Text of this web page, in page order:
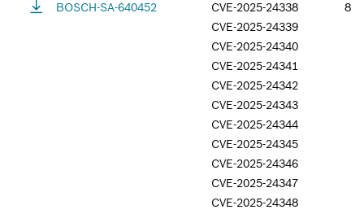
BOSCH-SA-640452
CVE-2025-24338
CVE-2025-24339
CVE-2025-24340
CVE-2025-24341
CVE-2025-24342
CVE-2025-24343
CVE-2025-24344
CVE-2025-24345
CVE-2025-24346
CVE-2025-24347
CVE-2025-24348
8.8